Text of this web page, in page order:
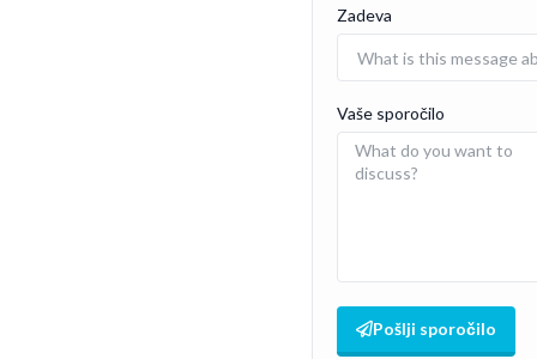
Zadeva
Vaše sporočilo
Pošlji sporočilo